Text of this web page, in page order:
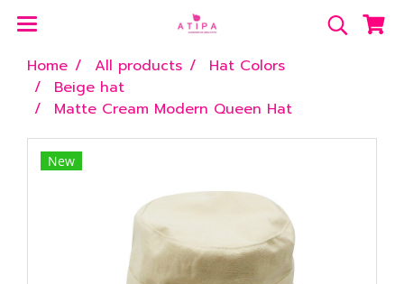
Home All products
Hat Colors
Beige hat
Matte Cream Modern Queen Hat
New